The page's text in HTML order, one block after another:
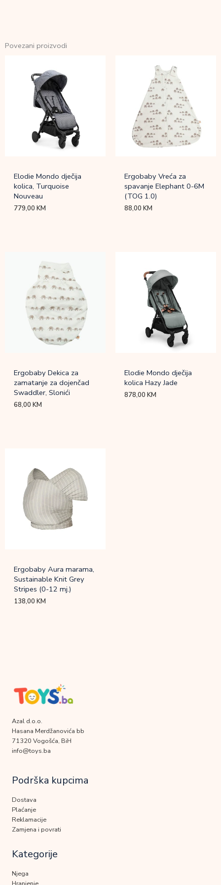
Povezani proizvodi
Elodie Mondo dječija
kolica, Turquoise
Nouveau
779,00KM
Ergobaby Vreća za
spavanje Elephant 0-6M
(TOG 1.0)
88,00KM
Ergobaby Dekica za
zamatanje za dojenčad
Swaddler, Slonići
68,00KM
Elodie Mondo dječija
kolica Hazy Jade
878,00KM
Ergobaby Aura marama,
Sustainable Knit Grey
Stripes (0-12 mj.)
138,00KM
Azal d.o.o.
Hasana Merdžanovića bb
71320 Vogošća, BiH
info@toys.ba
Podrška kupcima
Dostava
Plaćanje
Reklamacije
Zamjena i povrati
Kategorije
Njega